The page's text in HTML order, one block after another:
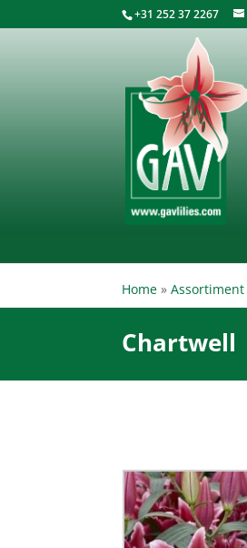
+31 252 37 2267
Home »Assortiment
Chartwell